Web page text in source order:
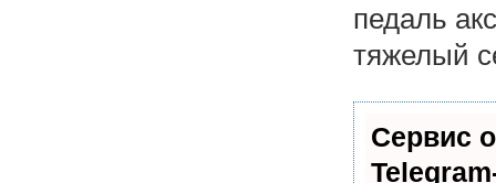
педаль
тяжелый
Сервис